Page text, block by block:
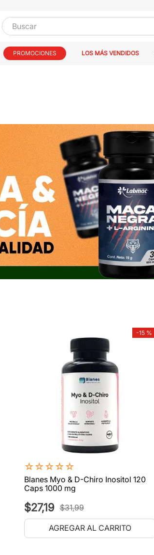
Buscar
PROMOCIONES LOS MÁS VENDIDOS
-15 %
☆☆☆☆☆
Blanes Myo & D-Chiro Inositol 120
Caps 1000 mg
$27,19 $31,99
AGREGAR AL CARRITO